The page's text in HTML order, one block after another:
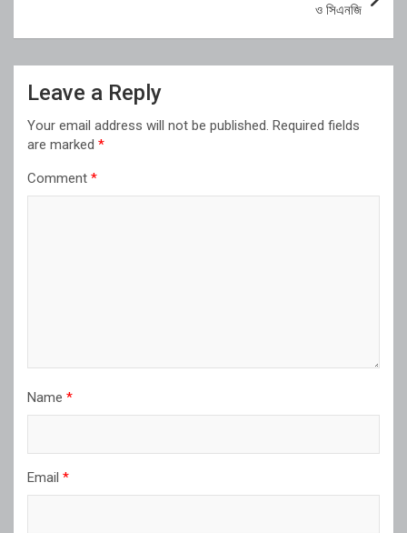
ও সিএনজি
Leave a Reply
Your email address will not be published. Required fields
are marked *
Comment *
Name *
Email *